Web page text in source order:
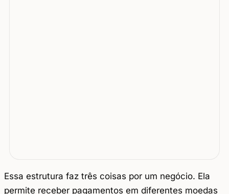
Essa estrutura faz três coisas por um negócio. Ela
permite receber pagamentos em diferentes moedas